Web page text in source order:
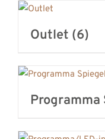
Outlet (6)
Programma